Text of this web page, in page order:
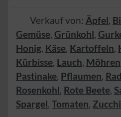
Verkauf von: Äpfel,
Gemüse, Grünkohl,
Honig, Käse, Kartoffeln,
Kürbisse, Lauch, Möhren
Pastinake, Pflaumen,
Rosenkohl, Rote Beete,
Spargel, Tomaten,